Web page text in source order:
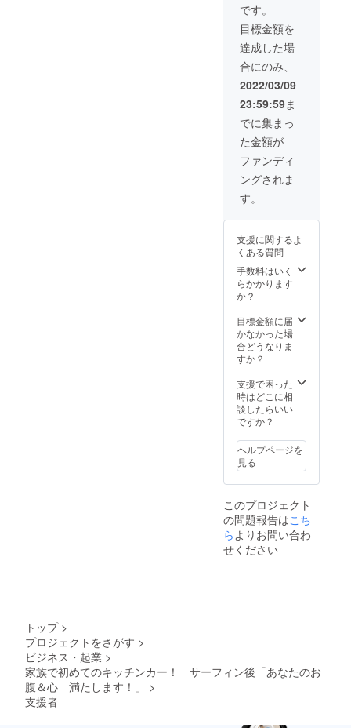
りさせ
ていた
だきま
す。
です。
目標金額を
達成した場
合にのみ、
2022/03/09
23:59:59ま
でに集まっ
た金額が
ファンディ
ングされま
す。
支援に関するよ
くある質問
手数料はいく
らかかります
か？
目標金額に届
かなかった場
合どうなりま
すか？
支援で困った
時はどこに相
談したらいい
ですか？
ヘルプページを
見る
このプロジェクト
の問題報告はこち
ら よりお問い合わ
せください
トップ >
プロジェクトをさがす >
ビジネス・起業 >
家族で初めてのキッチンカー！ サーフィン後「あなたのお
腹＆心 満たします！」
>
支援者